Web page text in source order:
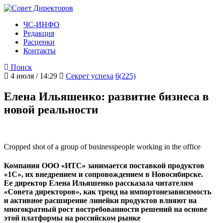
ЧС-ИНФО
Редакция
Расценки
Контакты
Поиск
4 июля / 14:29
Секрет успеха 6(225)
Елена Ильяшенко: развитие бизнеса в
новой реальности
Cropped shot of a group of businesspeople working in the office
Компания ООО «ИТС» занимается поставкой продуктов
«1С», их внедрением и сопровождением в Новосибирске.
Ее директор Елена Ильяшенко рассказала читателям
«Совета директоров», как тренд на импортонезависимость
и активное расширение линейки продуктов влияют на
многократный рост востребованности решений на основе
этой платформы на российском рынке